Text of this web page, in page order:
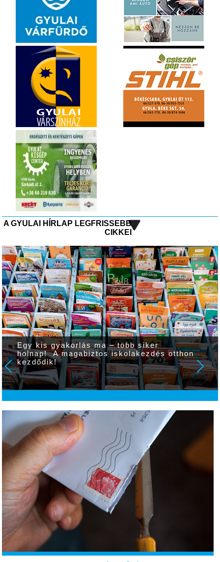
A GYULAI HÍRLAP LEGFRISSEBB
CIKKEI
Egy kis gyakorlás ma – több siker
holnap! A magabiztos iskolakezdés otthon
kezdődik!